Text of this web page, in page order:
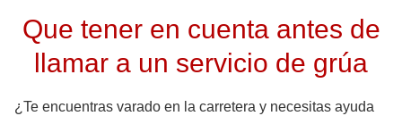
Que tener en cuenta antes de
llamar a un servicio de grúa
¿Te encuentras varado en la carretera y necesitas ayuda